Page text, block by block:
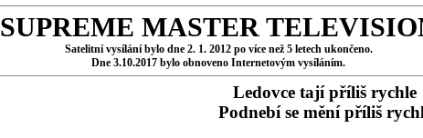
SUPREME MASTER
Satelitní vysílání bylo dne 2. 1. 2012 po více než 5 letech ukončeno.
Dne 3.10.2017 bylo obnoveno Internetovým vysíláním.
Ledovce tají příliš rychle
Podnebí se mění příliš